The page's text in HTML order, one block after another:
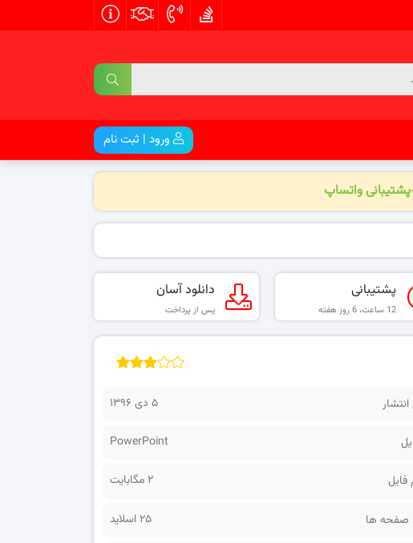
ورود | ثبت نام
پشتیبانی واتساپ
پشتیبانی
12 ساعت، 6 روز هفته
دانلود آسان
پس از پرداخت
۵ دی ۱۳۹۶
PowerPoint
2 مگابایت
صفحه ها 25 اسلاید